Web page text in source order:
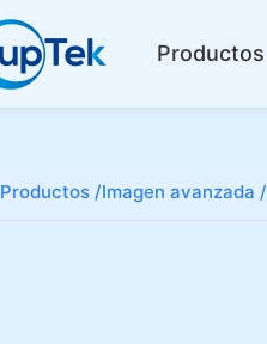
Productos
Productos /Imagen avanzada /